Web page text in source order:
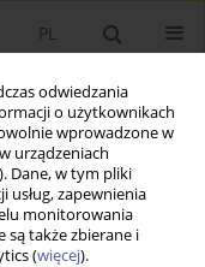
odwiedzania
o użytkownikach
wprowadzone w
urządzeniach
Dane, w tym pliki
usług, zapewnienia
monitorowania
są także zbierane i
(więcej).
PL